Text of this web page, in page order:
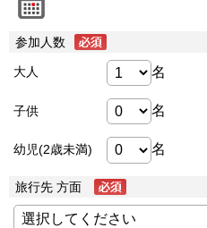
参加人数
大人 名
子供 名
幼児(2歳未満) 名
旅行先 方面